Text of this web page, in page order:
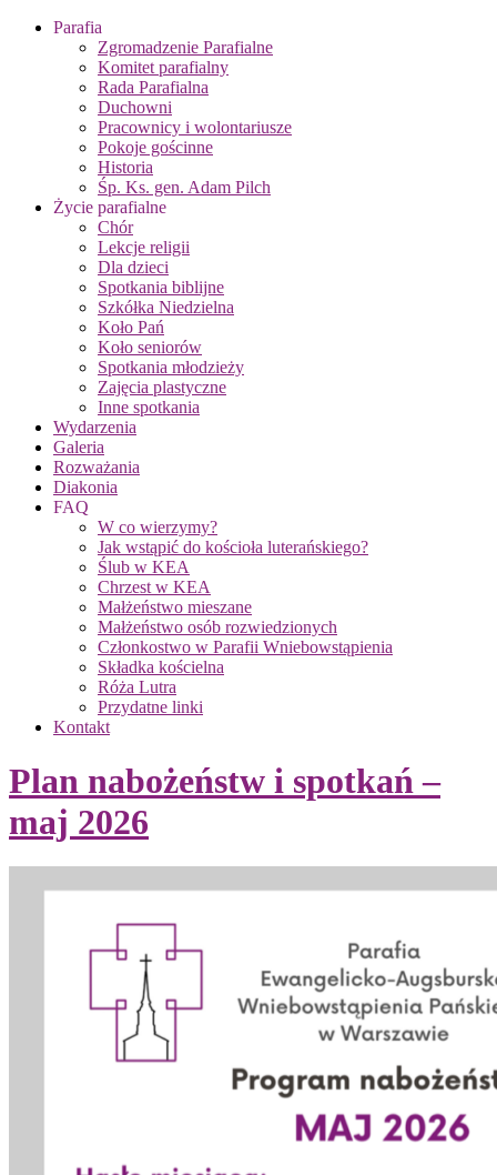
Parafia
Zgromadzenie Parafialne
Komitet parafialny
Rada Parafialna
Duchowni
Pracownicy i wolontariusze
Pokoje gościnne
Historia
Śp. Ks. gen. Adam Pilch
Życie parafialne
Chór
Lekcje religii
Dla dzieci
Spotkania biblijne
Szkółka Niedzielna
Koło Pań
Koło seniorów
Spotkania młodzieży
Zajęcia plastyczne
Inne spotkania
Wydarzenia
Galeria
Rozważania
Diakonia
FAQ
W co wierzymy?
Jak wstąpić do kościoła luterańskiego?
Ślub w KEA
Chrzest w KEA
Małżeństwo mieszane
Małżeństwo osób rozwiedzionych
Członkostwo w Parafii Wniebowstąpienia
Składka kościelna
Róża Lutra
Przydatne linki
Kontakt
Plan nabożeństw i spotkań –
maj 2026